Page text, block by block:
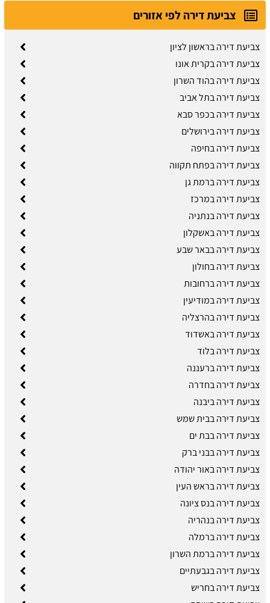
צביעת דירה לפי אזורים
צביעת דירה בראשון לציון
צביעת דירה בקרית אונו
צביעת דירה בהוד השרון
צביעת דירה בתל אביב
צביעת דירה בכפר סבא
צביעת דירה בירושלים
צביעת דירה בחיפה
צביעת דירה בפתח תקווה
צביעת דירה ברמת גן
צביעת דירה במרכז
צביעת דירה בנתניה
צביעת דירה באשקלון
צביעת דירה בבאר שבע
צביעת דירה בחולון
צביעת דירה ברחובות
צביעת דירה במודיעין
צביעת דירה בהרצליה
צביעת דירה באשדוד
צביעת דירה בלוד
צביעת דירה ברעננה
צביעת דירה בחדרה
צביעת דירה ביבנה
צביעת דירה בבית שמש
צביעת דירה בבת ים
צביעת דירה בבני ברק
צביעת דירה באור יהודה
צביעת דירה בראש העין
צביעת דירה בנס ציונה
צביעת דירה בנהריה
צביעת דירה ברמלה
צביעת דירה ברמת השרון
צביעת דירה בגבעתיים
צביעת דירה בחריש